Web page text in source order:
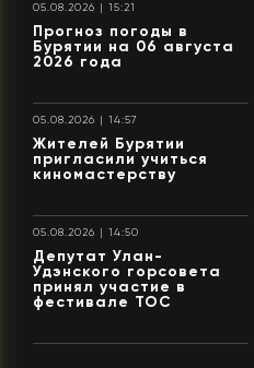
05.08.2026 | 15:21
Прогноз погоды в
Бурятии на 06 августа
2026 года
05.08.2026 | 14:57
Жителей Бурятии
пригласили учиться
киномастерству
05.08.2026 | 14:50
Депутат Улан-
Удэнского горсовета
принял участие в
фестивале ТОС